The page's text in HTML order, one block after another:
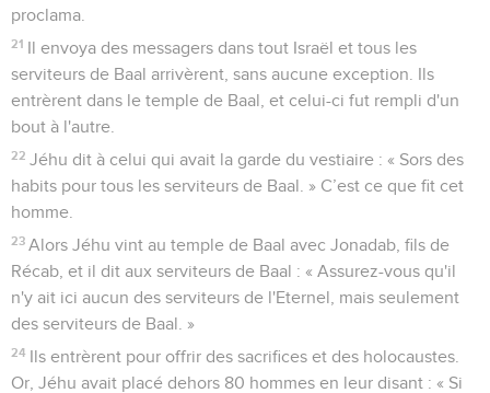
proclama.
21 Il envoya des messagers dans tout Israël et tous les
serviteurs de Baal arrivèrent, sans aucune exception. Ils
entrèrent dans le temple de Baal, et celui-ci fut rempli d'un
bout à l'autre.
22 Jéhu dit à celui qui avait la garde du vestiaire : « Sors des
habits pour tous les serviteurs de Baal. » C’est ce que fit cet
homme.
23 Alors Jéhu vint au temple de Baal avec Jonadab, fils de
Récab, et il dit aux serviteurs de Baal : « Assurez-vous qu'il
n'y ait ici aucun des serviteurs de l'Eternel, mais seulement
des serviteurs de Baal. »
24 Ils entrèrent pour offrir des sacrifices et des holocaustes.
Or, Jéhu avait placé dehors 80 hommes en leur disant : « Si